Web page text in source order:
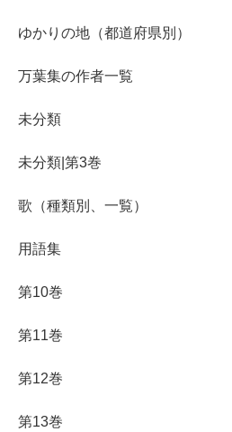
ゆかりの地（都道府県別）
万葉集の作者一覧
未分類
未分類|第3巻
歌（種類別、一覧）
用語集
第10巻
第11巻
第12巻
第13巻